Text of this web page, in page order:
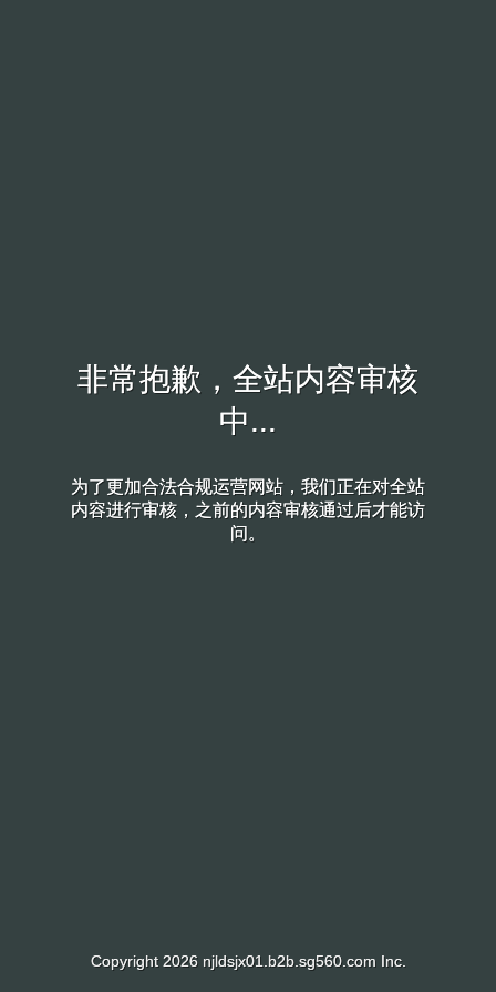
非常抱歉，全站内容审核
中...
为了更加合法合规运营网站，我们正在对全站
内容进行审核，之前的内容审核通过后才能访
问。
Copyright 2026 njldsjx01.b2b.sg560.com Inc.
非常抱歉，全站内容审核
中...
为了更加合法合规运营网站，我们正在对全站
内容进行审核，之前的内容审核通过后才能访
问。
Copyright 2026 njldsjx01.b2b.sg560.com Inc.